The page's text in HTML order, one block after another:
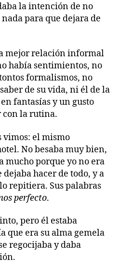
la intención de no
para que dejara de
mejor relación informal
había sentimientos, no
formalismos, no
de su vida, ni él de la
fantasías y un gusto
con la rutina.
vimos: el mismo
No besaba muy bien,
mucho porque yo no era
hacer de todo, y a
repitiera. Sus palabras
perfecto.
pero él estaba
que era su alma gemela
regocijaba y daba